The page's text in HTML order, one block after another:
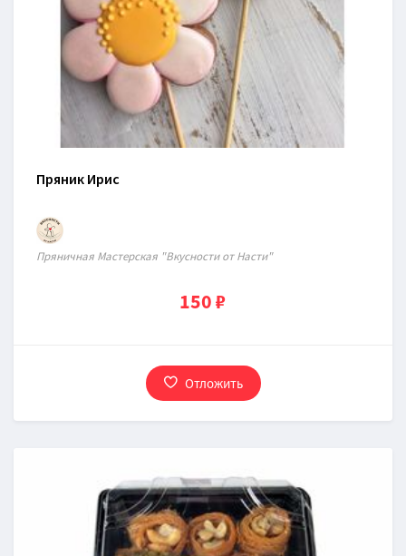
Пряник Ирис
Пряничная Мастерская "Вкусности от Насти"
150 ₽
Отложить